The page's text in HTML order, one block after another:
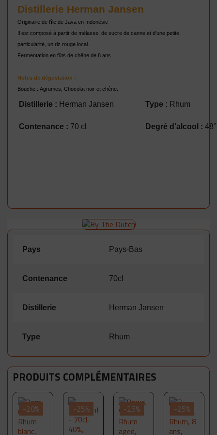
Distillerie Herman Jansen
Originaire de l'île de Java en Indonésie
Il est composé à partir de mélasse, de sucre de canne et d'une petite
particularité, un riz rouge local.
Fermentation en fûts de chêne de 8 ans.
Notes de dégustation :
Bouche : Agrumes, Chocolat noir et chêne.
Distillerie : Herman Jansen Type : Rhum
Contenance : 70 cl Degré d'alcool : 48°
Pays Pays-Bas
Contenance 70cl
Distillerie Herman Jansen
Type Rhum
PRODUITS COMPLÉMENTAIRES
-28% -25% -25% -25%